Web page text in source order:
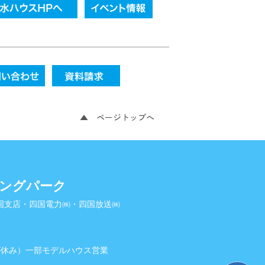
▲ ページトップへ
グパーク
店・四国電力㈱・四国放送㈱
み）一部モデルハウス営業